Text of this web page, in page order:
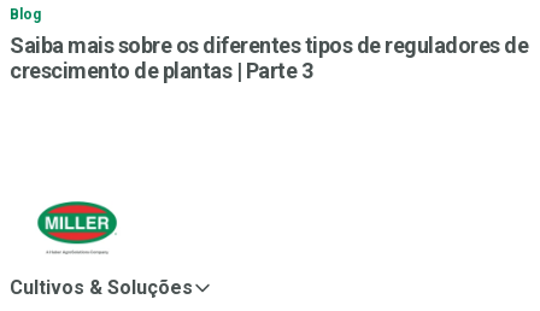
Blog
Saiba mais sobre os diferentes tipos de reguladores de
crescimento de plantas | Parte 3
Cultivos & Soluções